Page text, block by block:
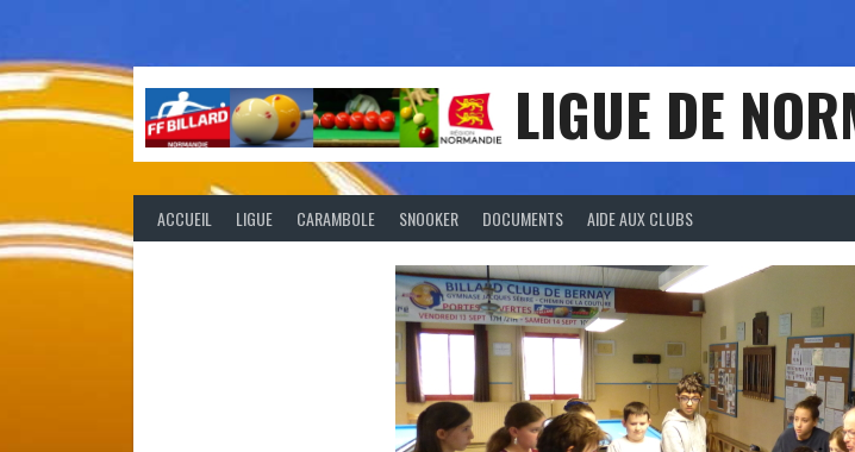
contenu
LIGUE DE
ACCUEIL LIGUE CARAMBOLE SNOOKER DOCUMENTS AIDE AUX CLUBS